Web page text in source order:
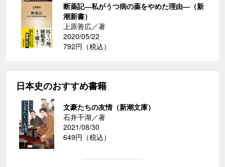
断薬記―私がうつ病の薬をやめた理由―（新
潮新書）
上原善広／著
2020/05/22
792円（税込）
日本史のおすすめ書籍
文豪たちの友情（新潮文庫）
石井千湖／著
2021/08/30
649円（税込）